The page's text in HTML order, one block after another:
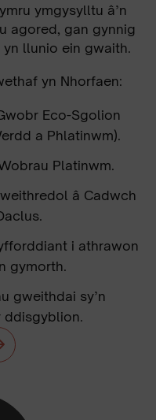
ymgysylltu â’n
agored, gan gynnig
llunio ein gwaith.
yn Nhorfaen:
Eco-Sgolion
a Phlatinwm).
Platinwm.
â Cadwch
i athrawon
gymorth.
gweithdai sy’n
ddisgyblion.